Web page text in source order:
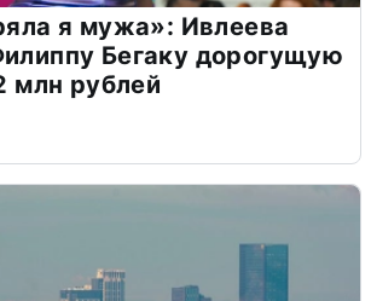
я мужа»: Ивлеева
Бегаку дорогущую
млн рублей